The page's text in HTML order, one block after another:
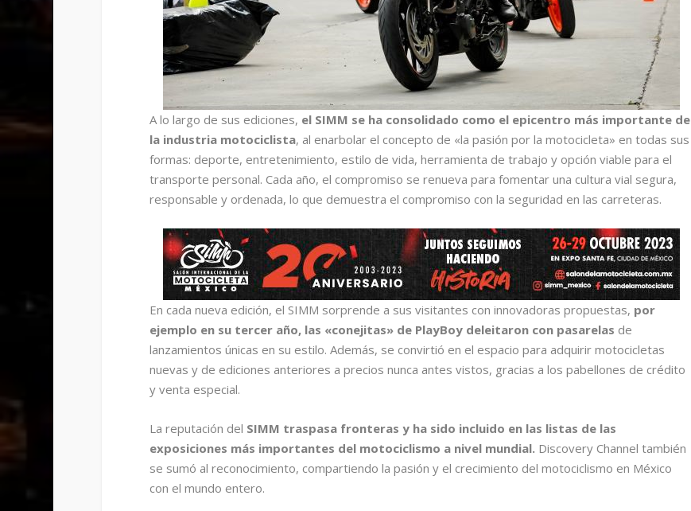
A lo largo de sus ediciones, el SIMM se ha consolidado como el epicentro más importante de
la industria motociclista, al enarbolar el concepto de «la pasión por la motocicleta» en todas sus
formas: deporte, entretenimiento, estilo de vida, herramienta de trabajo y opción viable para el
transporte personal. Cada año, el compromiso se renueva para fomentar una cultura vial segura,
responsable y ordenada, lo que demuestra el compromiso con la seguridad en las carreteras.
En cada nueva edición, el SIMM sorprende a sus visitantes con innovadoras propuestas, por
ejemplo en su tercer año, las «conejitas» de PlayBoy deleitaron con pasarelas de
lanzamientos únicas en su estilo. Además, se convirtió en el espacio para adquirir motocicletas
nuevas y de ediciones anteriores a precios nunca antes vistos, gracias a los pabellones de crédito
y venta especial.
La reputación del SIMM traspasa fronteras y ha sido incluido en las listas de las
exposiciones más importantes del motociclismo a nivel mundial. Discovery Channel también
se sumó al reconocimiento, compartiendo la pasión y el crecimiento del motociclismo en México
con el mundo entero.